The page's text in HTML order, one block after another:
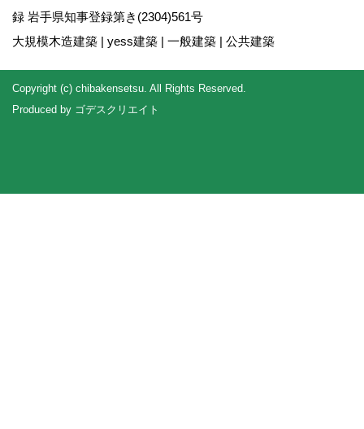
録 岩手県知事登録第き(2304)561号
大規模木造建築 | yess建築 | 一般建築 | 公共建築
Copyright (c) chibakensetsu. All Rights Reserved.
Produced by ゴデスクリエイト